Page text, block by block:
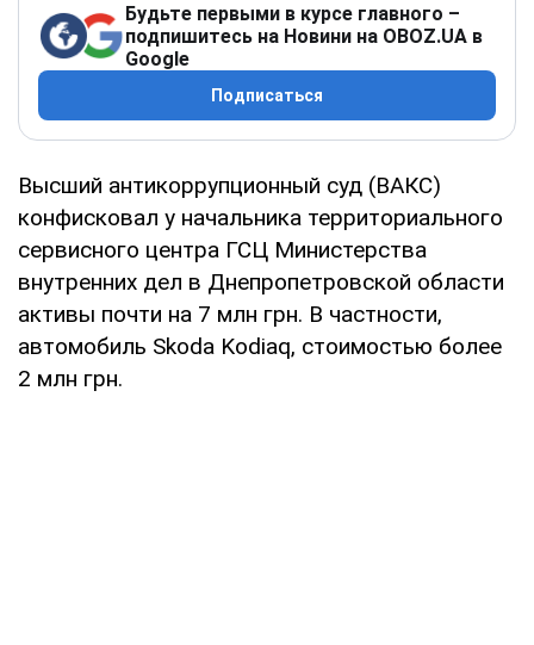
Будьте первыми в курсе главного –
подпишитесь на Новини на OBOZ.UA в
Google
Подписаться
Высший антикоррупционный суд (ВАКС)
конфисковал у начальника территориального
сервисного центра ГСЦ Министерства
внутренних дел в Днепропетровской области
активы почти на 7 млн ​​грн. В частности,
автомобиль Skoda Kodiaq, стоимостью более
2 млн грн.